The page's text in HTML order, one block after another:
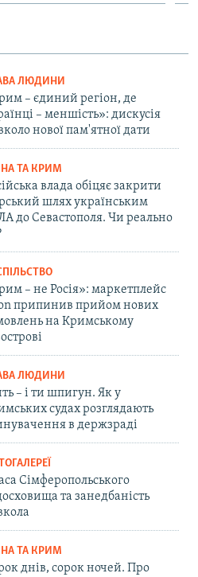
ЛЮДИНИ
– єдиний регіон, де
– меншість»: дискусія
нової пам'ятної дати
ТА КРИМ
влада обіцяє закрити
шлях українським
до Севастополя. Чи реально
– не Росія»: маркетплейс
припинив прийом нових
на Кримському
ЛЮДИНИ
– і ти шпигун. Як у
судах розглядають
в держзраді
Сімферопольського
та занедбаність
ТА КРИМ
днів, сорок ночей. Про